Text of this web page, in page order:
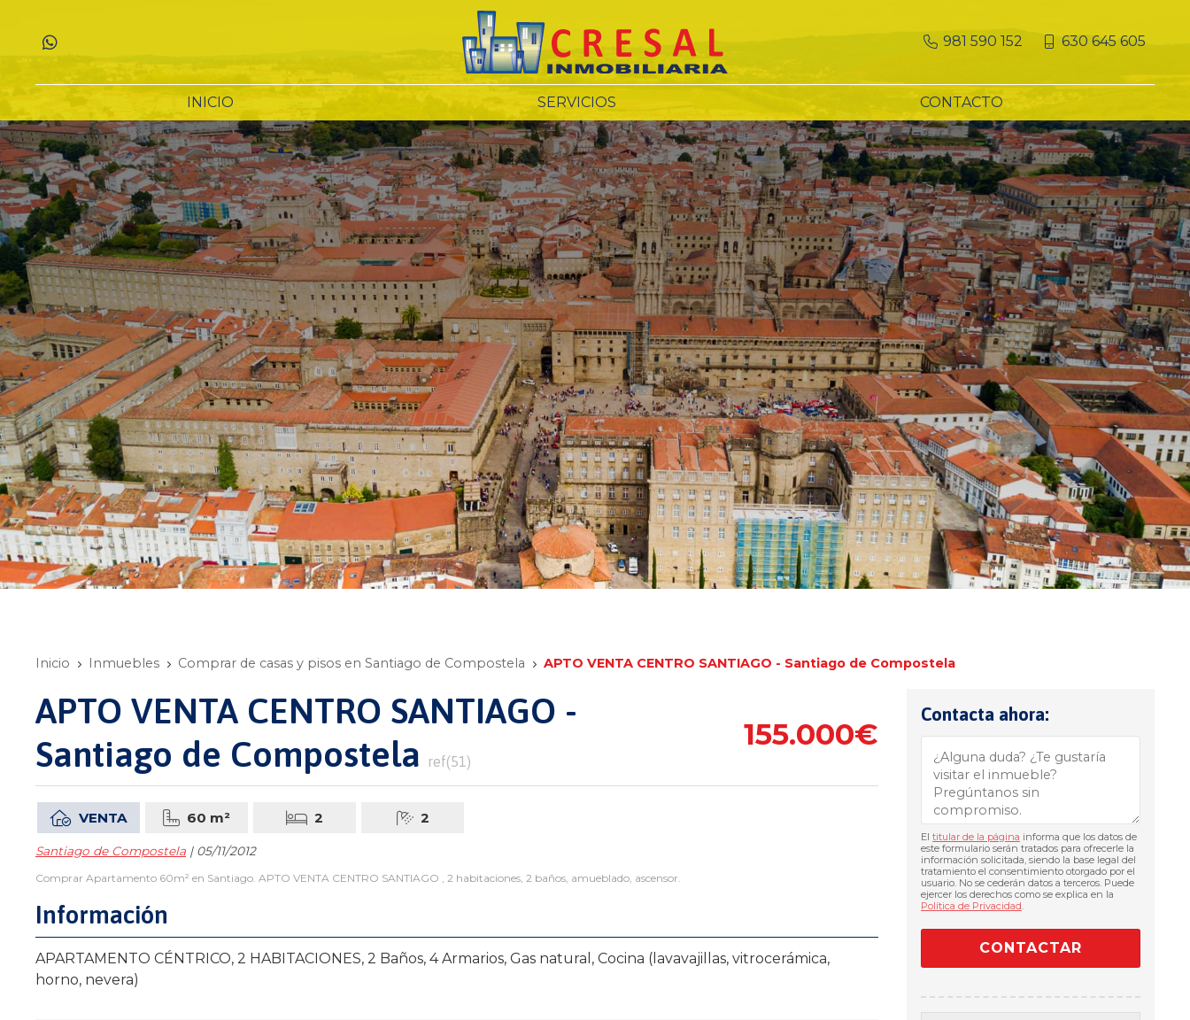
981 590 152 630 645 605
INICIO SERVICIOS CONTACTO
Inicio Inmuebles Comprar de casas y pisos en Santiago de Compostela APTO VENTA CENTRO SANTIAGO - Santiago de Compostela
Contacta ahora:
El titular de la página informa que los datos de
este formulario serán tratados para ofrecerle la
información solicitada, siendo la base legal del
tratamiento el consentimiento otorgado por el
usuario. No se cederán datos a terceros. Puede
ejercer los derechos como se explica en la
Política de Privacidad.
APTO VENTA CENTRO SANTIAGO -
Santiago de Compostela
ref(51)
155.000€
VENTA 60 m² 2 2
Santiago de Compostela | 05/11/2012
Comprar Apartamento 60m² en Santiago. APTO VENTA CENTRO SANTIAGO , 2 habitaciones, 2 baños, amueblado, ascensor.
Información
APARTAMENTO CÉNTRICO, 2 HABITACIONES, 2 Baños, 4 Armarios, Gas natural, Cocina (lavavajillas, vitrocerámica,
horno, nevera)